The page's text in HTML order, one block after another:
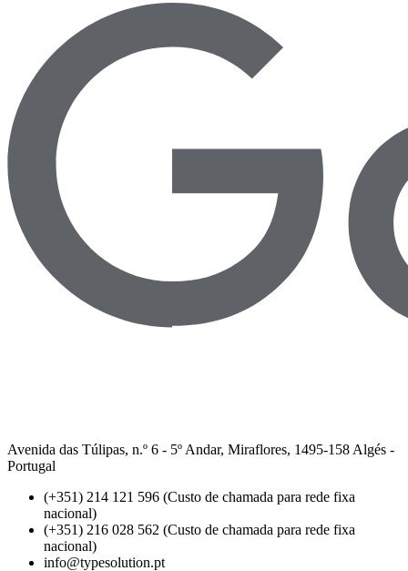
Avenida das Túlipas, n.º 6 - 5º Andar, Miraflores, 1495-158 Algés -
Portugal
(+351) 214 121 596 (Custo de chamada para rede fixa
nacional)
(+351) 216 028 562 (Custo de chamada para rede fixa
nacional)
info@typesolution.pt